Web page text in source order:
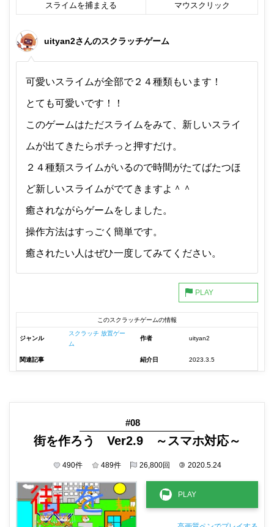
スライムを捕まえる マウスクリック
uityan2さんのスクラッチゲーム
可愛いスライムが全部で２４種類もいます！
とても可愛いです！！
このゲームはただスライムをみて、新しいスライ
ムが出てきたらポチっと押すだけ。
２４種類スライムがいるので時間がたてばたつほ
ど新しいスライムがでてきますよ＾＾
癒されながらゲームをしました。
操作方法はすっごく簡単です。
癒されたい人はぜひ一度してみてください。
このスクラッチゲームの情報
ジャンル
スクラッチ 放置ゲー
ム
作者 uityan2
関連記事 紹介日 2023.3.5
#08
街を作ろう Ver2.9 ～スマホ対応～
490件 489件 26,800回 © 2020.5.24